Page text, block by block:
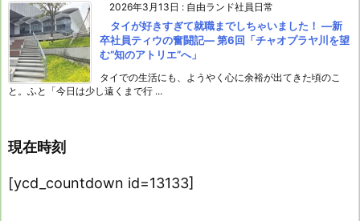
2026年3月13日 : 自由ランド社員日常
タイが好きすぎて就職までしちゃいました！ ―新
卒社員ティウの奮闘記― 第6回「チャオプラヤ川を望
む“知のアトリエ”へ」
タイでの生活にも、ようやく心に余裕が出てきた頃のこ
と。ふと「今日は少し遠くまで行 ...
現在時刻
[ycd_countdown id=13133]